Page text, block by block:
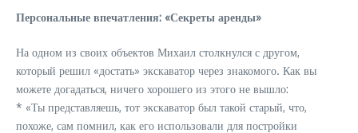
Персональные впечатления: «Секреты аренды»
На одном из своих объектов Михаил столкнулся с другом,
который решил «достать» экскаватор через знакомого. Как вы
можете догадаться, ничего хорошего из этого не вышло:
* «Ты представляешь, тот экскаватор был такой старый, что,
похоже, сам помнил, как его использовали для постройки